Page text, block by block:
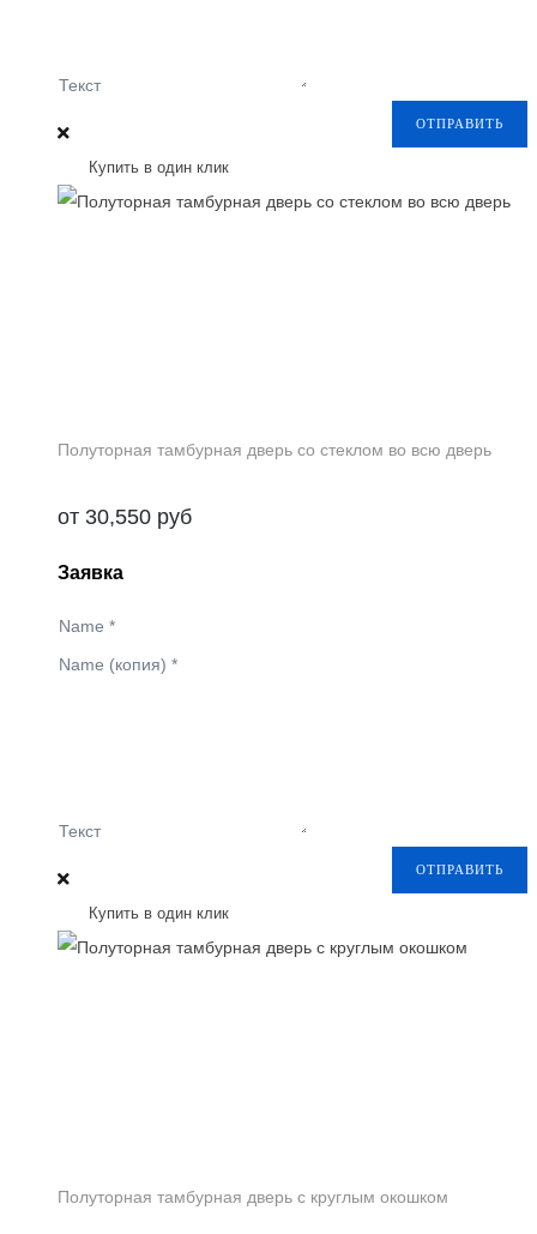
Текст
ОТПРАВИТЬ
Купить в один клик
Полуторная тамбурная дверь со стеклом во всю дверь
от 30,550 руб
Заявка
Name *
Name (копия) *
Текст
ОТПРАВИТЬ
Купить в один клик
Полуторная тамбурная дверь с круглым окошком